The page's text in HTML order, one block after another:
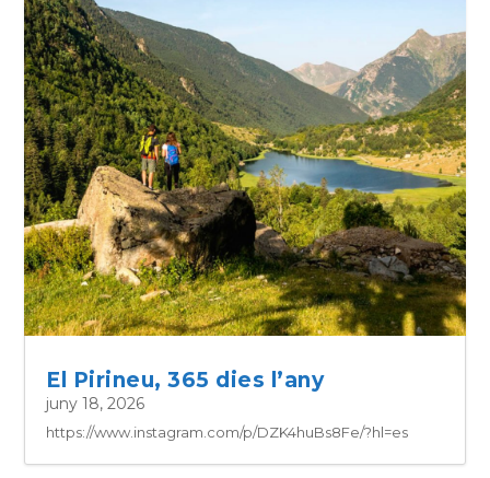
El Pirineu, 365 dies l’any
juny 18, 2026
https://www.instagram.com/p/DZK4huBs8Fe/?hl=es